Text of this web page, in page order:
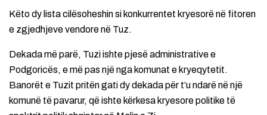
Këto dy lista cilësoheshin si konkurrentet kryesorë në fitoren
e zgjedhjeve vendore në Tuz.
Dekada më parë, Tuzi ishte pjesë administrative e
Podgoricës, e më pas një nga komunat e kryeqytetit.
Banorët e Tuzit pritën gati dy dekada për t’u ndarë në një
komunë të pavarur, që ishte kërkesa kryesore politike të